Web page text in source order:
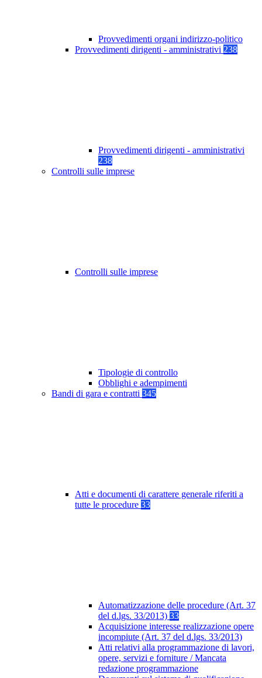
Provvedimenti organi indirizzo-politico
Provvedimenti dirigenti - amministrativi 238
Provvedimenti dirigenti - amministrativi
238
Controlli sulle imprese
Controlli sulle imprese
Tipologie di controllo
Obblighi e adempimenti
Bandi di gara e contratti 345
Atti e documenti di carattere generale riferiti a
tutte le procedure 33
Automatizzazione delle procedure (Art. 37
del d.lgs. 33/2013) 33
Acquisizione interesse realizzazione opere
incompiute (Art. 37 del d.lgs. 33/2013)
Atti relativi alla programmazione di lavori,
opere, servizi e forniture / Mancata
redazione programmazione